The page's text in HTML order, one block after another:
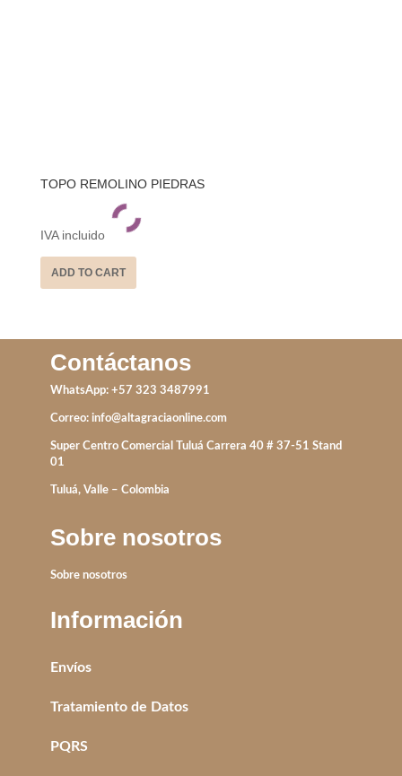
TOPO REMOLINO PIEDRAS
IVA incluido
ADD TO CART
Contáctanos
WhatsApp: +57 323 3487991
Correo: info@altagraciaonline.com
Super Centro Comercial Tuluá Carrera 40 # 37-51 Stand
01
Tuluá, Valle – Colombia
Sobre nosotros
Sobre nosotros
Información
Envíos
Tratamiento de Datos
PQRS